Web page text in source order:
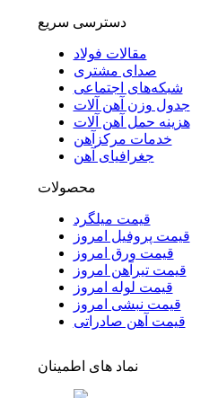
دسترسی سریع
مقالات فولاد
صدای مشتری
شبکه‌های اجتماعی
جدول وزن آهن آلات
هزینه حمل آهن آلات
خدمات مرکزآهن
جغرافیای آهن
محصولات
قیمت میلگرد
قیمت پروفیل امروز
قیمت ورق امروز
قیمت تیرآهن امروز
قیمت لوله امروز
قیمت نبشی امروز
قیمت آهن صادراتی
نماد های اطمینان